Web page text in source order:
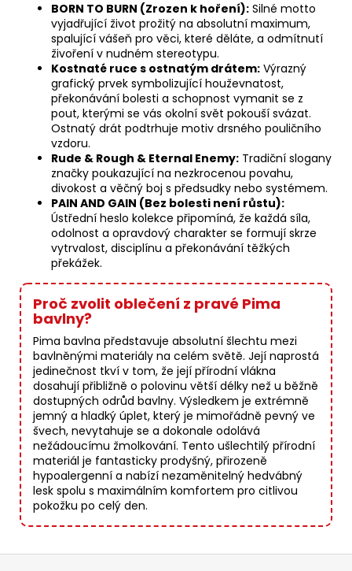
BORN TO BURN (Zrozen k hoření): Silné motto
vyjadřující život prožitý na absolutní maximum,
spalující vášeň pro věci, které děláte, a odmítnutí
živoření v nudném stereotypu.
Kostnaté ruce s ostnatým drátem: Výrazný
grafický prvek symbolizující houževnatost,
překonávání bolesti a schopnost vymanit se z
pout, kterými se vás okolní svět pokouší svázat.
Ostnatý drát podtrhuje motiv drsného pouličního
vzdoru.
Rude & Rough & Eternal Enemy: Tradiční slogany
značky poukazující na nezkrocenou povahu,
divokost a věčný boj s předsudky nebo systémem.
PAIN AND GAIN (Bez bolesti není růstu):
Ústřední heslo kolekce připomíná, že každá síla,
odolnost a opravdový charakter se formují skrze
vytrvalost, disciplínu a překonávání těžkých
překážek.
Proč zvolit oblečení z pravé Pima
bavlny?
Pima bavlna představuje absolutní šlechtu mezi
bavlněnými materiály na celém světě. Její naprostá
jedinečnost tkví v tom, že její přírodní vlákna
dosahují přibližně o polovinu větší délky než u běžně
dostupných odrůd bavlny. Výsledkem je extrémně
jemný a hladký úplet, který je mimořádně pevný ve
švech, nevytahuje se a dokonale odolává
nežádoucímu žmolkování. Tento ušlechtilý přírodní
materiál je fantasticky prodyšný, přirozeně
hypoalergenní a nabízí nezaměnitelný hedvábný
lesk spolu s maximálním komfortem pro citlivou
pokožku po celý den.